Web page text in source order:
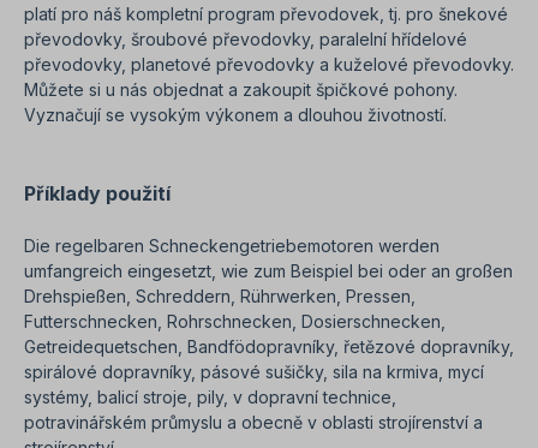
platí pro náš kompletní program převodovek, tj. pro šnekové
převodovky, šroubové převodovky, paralelní hřídelové
převodovky, planetové převodovky a kuželové převodovky.
Můžete si u nás objednat a zakoupit špičkové pohony.
Vyznačují se vysokým výkonem a dlouhou životností.
Příklady použití
Die regelbaren Schneckengetriebemotoren werden
umfangreich eingesetzt, wie zum Beispiel bei oder an großen
Drehspießen, Schreddern, Rührwerken, Pressen,
Futterschnecken, Rohrschnecken, Dosierschnecken,
Getreidequetschen, Bandfödopravníky, řetězové dopravníky,
spirálové dopravníky, pásové sušičky, sila na krmiva, mycí
systémy, balicí stroje, pily, v dopravní technice,
potravinářském průmyslu a obecně v oblasti strojírenství a